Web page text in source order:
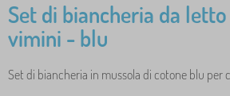
Set di biancheria da
vimini - blu
Set di biancheria in mussola di cotone blu per